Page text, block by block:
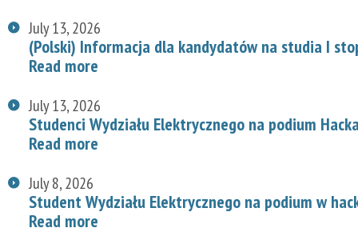
July 13, 2026
(Polski) Informacja dla kandydatów na studia I
Read more
July 13, 2026
Studenci Wydziału Elektrycznego na podium
Read more
July 8, 2026
Student Wydziału Elektrycznego na podium w
Read more